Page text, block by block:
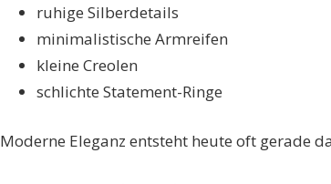
ruhige Silberdetails
minimalistische Armreifen
kleine Creolen
schlichte Statement-Ringe
Moderne Eleganz entsteht heute oft gerade